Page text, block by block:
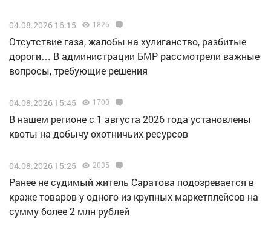
04.08.2026 16:15 1826
Отсутствие газа, жалобы на хулиганство, разбитые
дороги… В администрации БМР рассмотрели важные
вопросы, требующие решения
04.08.2026 15:45 1700
В нашем регионе с 1 августа 2026 года установлены
квоты на добычу охотничьих ресурсов
04.08.2026 15:25 2035
Ранее не судимый житель Саратова подозревается в
краже товаров у одного из крупных маркетплейсов на
сумму более 2 млн рублей